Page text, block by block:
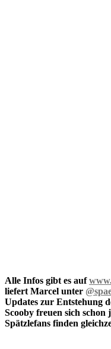
Alle Infos gibt es auf
liefert Marcel unter
Updates zur Entstehung
Scooby freuen sich schon
Spätzlefans finden